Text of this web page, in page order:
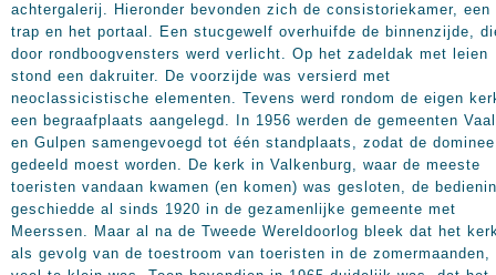
achtergalerij. Hieronder bevonden zich de consistoriekamer, een
trap en het portaal. Een stucgewelf overhuifde de binnenzijde,
door rondboogvensters werd verlicht. Op het zadeldak met leien
stond een dakruiter. De voorzijde was versierd met
neoclassicistische elementen. Tevens werd rondom de eigen
een begraafplaats aangelegd. In 1956 werden de gemeenten
en Gulpen samengevoegd tot één standplaats, zodat de dominee
gedeeld moest worden. De kerk in Valkenburg, waar de meeste
toeristen vandaan kwamen (en komen) was gesloten, de
geschiedde al sinds 1920 in de gezamenlijke gemeente met
Meerssen. Maar al na de Tweede Wereldoorlog bleek dat het
als gevolg van de toestroom van toeristen in de zomermaanden,